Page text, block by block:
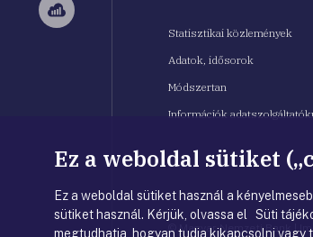
Sellsy
Statisztikai közlemények
Adatok, idősorok
Módszertan
Információk
© Magyar Nemzeti Bank |
Ez a weboldal sütiket
Ez a weboldal sütiket használ a
sütiket használ. Kérjük, olvassa el Süti
megtudhatja, hogyan tudja kikapcsolni vagy